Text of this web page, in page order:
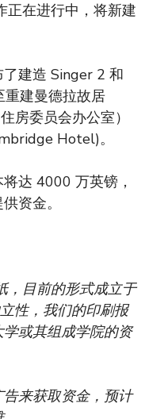
正在进行中，将新建
建造 Singer 2 和
建曼德拉故居
房委员会办公室）
Hotel)。
达 4000 万英镑，
资金。
，目前的形式成立于
性，我们的印刷报
或其组成学院的资
来获取资金，预计